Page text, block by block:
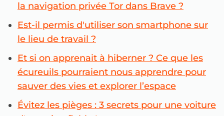
la navigation privée Tor dans Brave ?
Est-il permis d'utiliser son smartphone sur
le lieu de travail ?
Et si on apprenait à hiberner ? Ce que les
écureuils pourraient nous apprendre pour
sauver des vies et explorer l’espace
Évitez les pièges : 3 secrets pour une voiture